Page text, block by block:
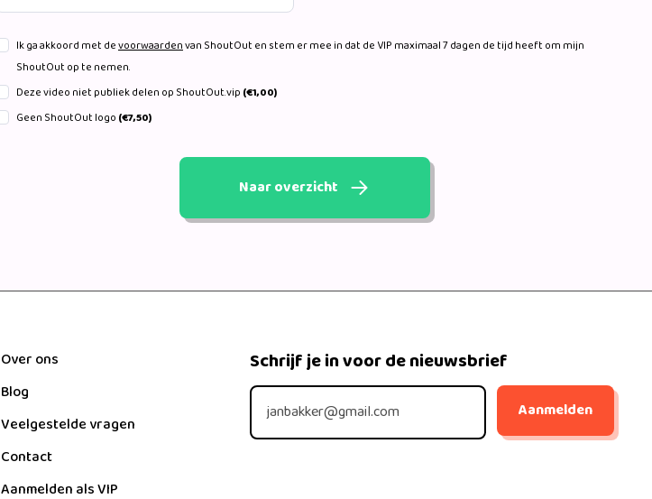
Ik ga akkoord met devoorwaardenvan ShoutOut en stem er mee in dat de VIP maximaal 7 dagen de tijd heeft om mijn
ShoutOut op te nemen.
Deze video niet publiek delen op ShoutOut.vip (€1,00)
Geen ShoutOut logo (€7,50)
Naar overzicht
Over ons
Blog
Veelgestelde vragen
Contact
Aanmelden als VIP
Schrijf je in voor de nieuwsbrief
Aanmelden